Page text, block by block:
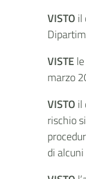
VISTO il
VISTE
marzo
VISTO il
rischio
di